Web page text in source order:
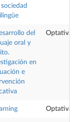
del
oral y
en
e
Optativa
Optativa